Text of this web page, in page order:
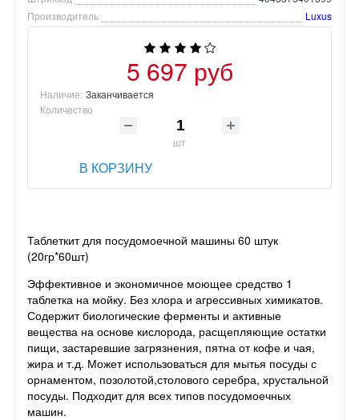
Производитель
Luxus
5 697 руб
Наличие: Заканчивается
Количество
шт
В КОРЗИНУ
Таблеткит для посудомоечной машины 60 штук
(20гр*60шт)
Эффективное и экономичное моющее средство 1
таблетка на мойку. Без хлора и агрессивных химикатов.
Содержит биологические ферменты и активные
вещества на основе кислорода, расщепляющие остатки
пищи, застаревшие загрязнения, пятна от кофе и чая,
жира и т.д. Может использоваться для мытья посуды с
орнаментом, позолотой,столового серебра, хрустальной
посуды. Подходит для всех типов посудомоечных
машин.